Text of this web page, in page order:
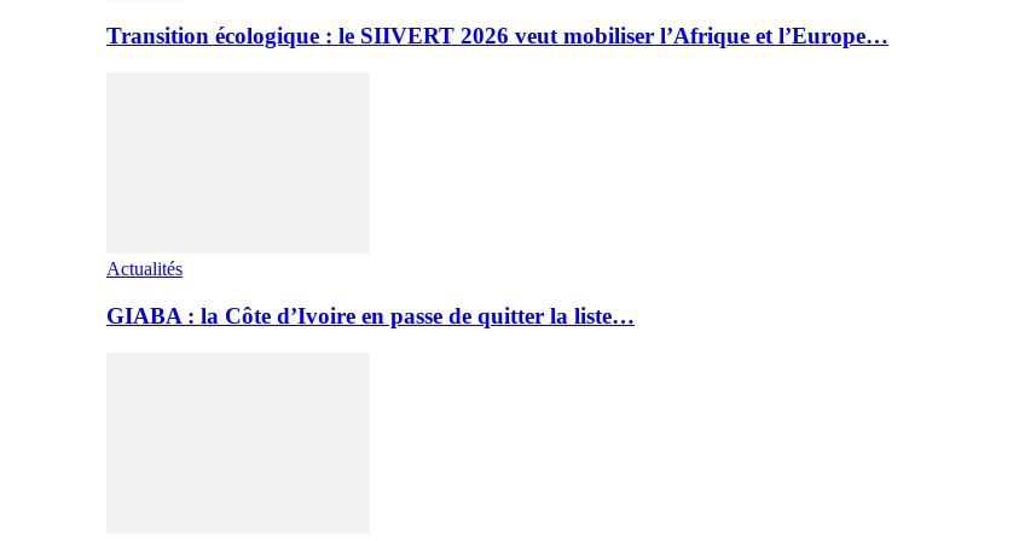
Transition écologique : le SIIVERT 2026 veut mobiliser l’Afrique et l’Europe…
Actualités
GIABA : la Côte d’Ivoire en passe de quitter la liste…